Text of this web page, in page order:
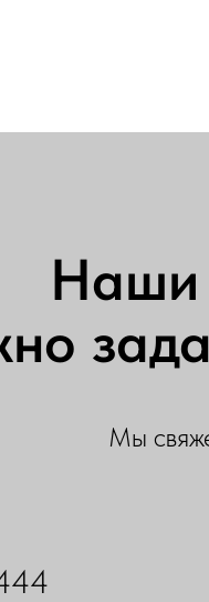
Наши
Мы